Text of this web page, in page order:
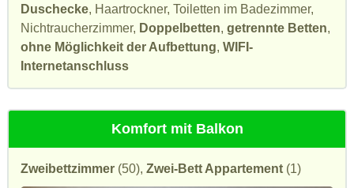
Duschecke, Haartrockner, Toiletten im Badezimmer,
Nichtraucherzimmer, Doppelbetten, getrennte Betten,
ohne Möglichkeit der Aufbettung, WIFI-
Internetanschluss
Komfort mit Balkon
Zweibettzimmer (50), Zwei-Bett Appartement (1)